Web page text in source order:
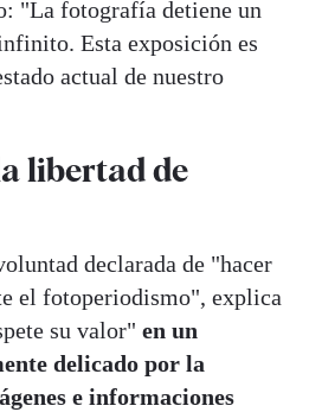
"La fotografía detiene un
Esta exposición es
actual de nuestro
libertad de
declarada de "hacer
el fotoperiodismo", explica
su valor" en un
delicado por la
e informaciones